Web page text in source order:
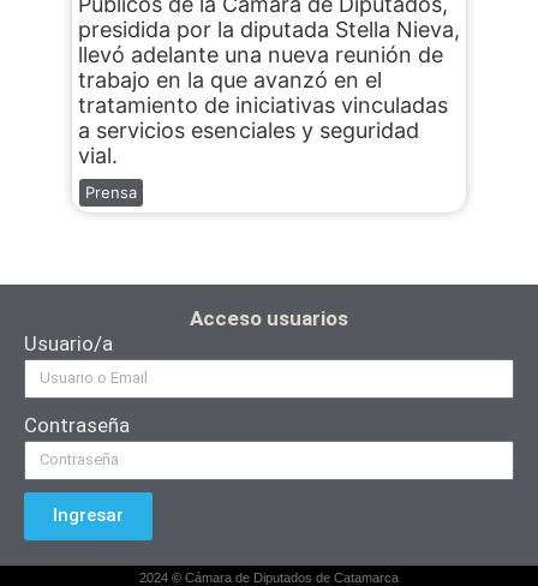
presidida por la diputada Stella Nieva,
llevó adelante una nueva reunión de
trabajo en la que avanzó en el
tratamiento de iniciativas vinculadas
a servicios esenciales y seguridad
vial.
Prensa
Acceso usuarios
Usuario/a
Contraseña
Ingresar
2024 © Cámara de Diputados de Catamarca